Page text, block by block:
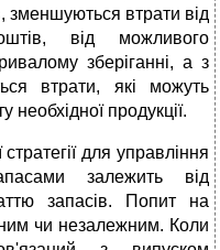
зменшуються втрати від
від можливого
зберіганні, а з
втрати, які можуть
необхідної продукції.
для управління
залежить від
запасів. Попит на
чи незалежним. Коли